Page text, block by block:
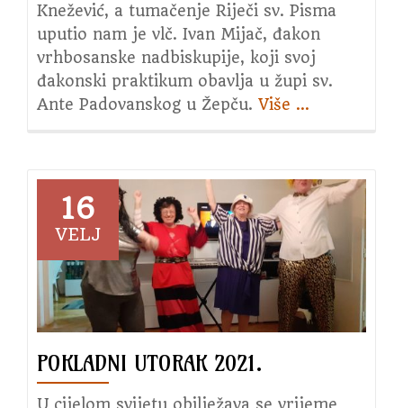
Knežević, a tumačenje Riječi sv. Pisma
uputio nam je vlč. Ivan Mijač, đakon
vrhbosanske nadbiskupije, koji svoj
đakonski praktikum obavlja u župi sv.
Ante Padovanskog u Žepču. Više about
čast
sv.
Josipa
…
16
VELJ
POKLADNI UTORAK 2021.